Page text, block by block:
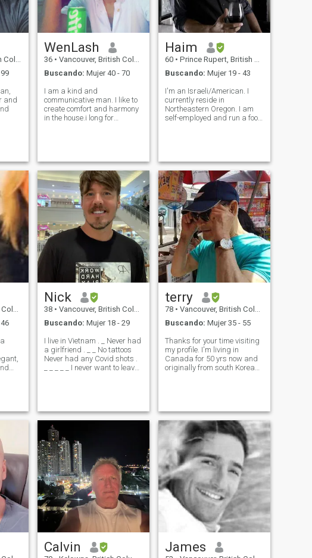
and
WenLash
36 • Vancouver, British Columbia, Canadá
Buscando: Mujer 40 - 70
I am a kind and
communicative man. I like to
create comfort and harmony
in the house.i long for
give kindness to the world
and mak
Haim
60 • Prince Rupert, British Columbia, Canadá
Buscando: Mujer 19 - 43
I'm an Israeli/American. I
currently reside in
Northeastern Oregon. I am
self-employed and run a food
honest, genuine and straight
to the point sp
in
Nick
38 • Vancouver, British Columbia, Canadá
Buscando: Mujer 18 - 29
I live in Vietnam . _ Never had
a girlfriend . _ _ No tattoos
Never had any Covid shots .
foods an
terry
78 • Vancouver, British Columbia, Canadá
Buscando: Mujer 35 - 55
Thanks for your time visiting
my profile. I'm living in
Canada for 50 yrs now and
originally from south Korea
of 62 after long time ill. she
and I we had
Calvin James